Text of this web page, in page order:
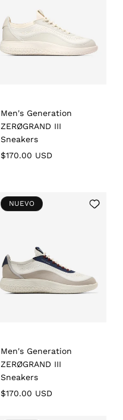
Men's Generation
ZERØGRAND III
Sneakers
Regular
$170.00 USD
Add
to
NUEVO
Men's Generation
ZERØGRAND III
Sneakers
Regular
$170.00 USD